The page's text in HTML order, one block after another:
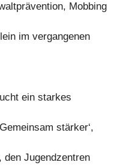
Mobbing
im vergangenen
ein starkes
stärker‘,
den Jugendzentren